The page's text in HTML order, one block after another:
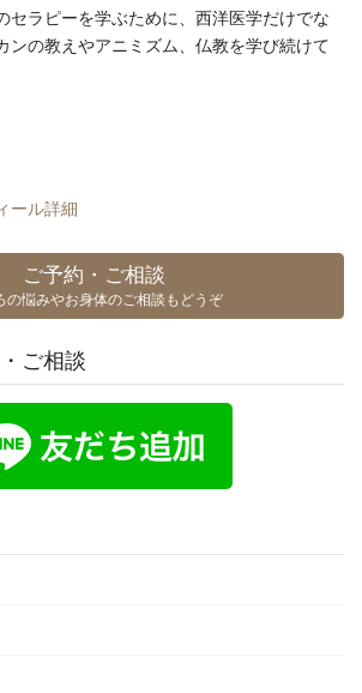
セラピーを学ぶために、西洋医学だけでな
ンの教えやアニミズム、仏教を学び続けて
ール詳細
ご予約・ご相談
の悩みやお身体のご相談もどうぞ
ご相談